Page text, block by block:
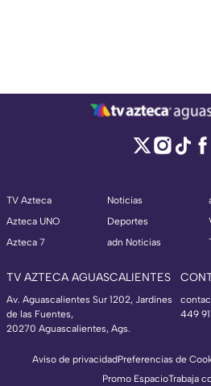
TV Azteca
Azteca UNO
Azteca 7
Noticias
Deportes
adn Noticias
TV AZTECA AGUASCALIENTES
Av. Aguascalientes Sur 1202, Jardines
de las Fuentes,
20270 Aguascalientes, Ags.
449
Aviso de privacidadPreferencias de
Promo EspacioTrabaja